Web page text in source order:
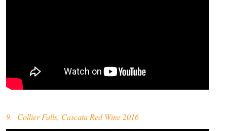
9. Collier Falls, Cascata Red Wine 2016